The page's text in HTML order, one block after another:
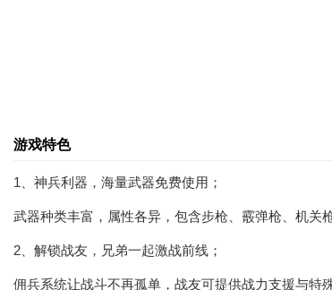
游戏特色
1、神兵利器，海量武器免费使用；
武器种类丰富，属性各异，包含步枪、霰弹枪、机关
2、解锁战友，兄弟一起激战前线；
佣兵系统让战斗不再孤单，战友可提供战力支援与特